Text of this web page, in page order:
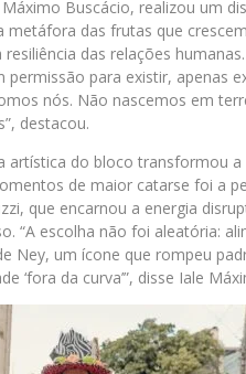
Buscácio, realizou um
metáfora das frutas que
das relações
permissão para existir, apenas
nós. Não nascemos em
destacou.
artística do bloco transformou a
de maior catarse foi a
que encarnou a energia
“A escolha não foi aleatória:
Ney, um ícone que rompeu
‘fora da curva’”, disse Iale